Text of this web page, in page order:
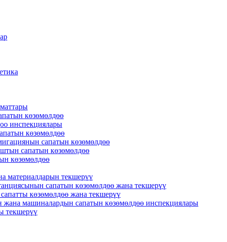
көзөмөлдөө
инспекциялары
көзөмөлдөө
сапатын көзөмөлдөө
сапатын көзөмөлдөө
көзөмөлдөө
материалдарын текшерүү
сапатын көзөмөлдөө жана текшерүү
көзөмөлдөө жана текшерүү
машиналардын сапатын көзөмөлдөө инспекциялары
текшерүү